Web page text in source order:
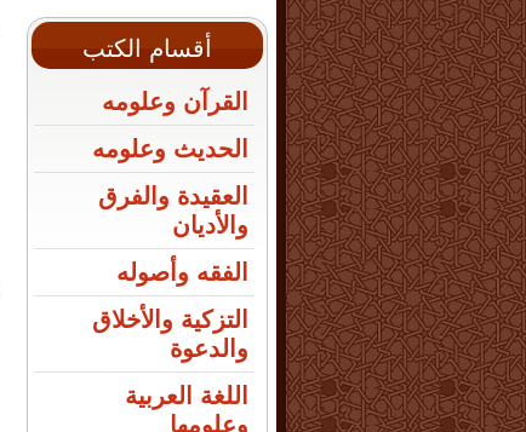
أقسام الكتب
القرآن وعلومه
الحديث وعلومه
العقيدة والفرق
والأديان
الفقه وأصوله
التزكية والأخلاق
والدعوة
اللغة العربية
وعلومها